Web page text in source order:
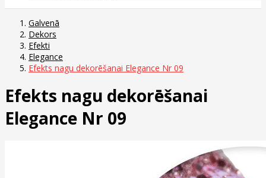
Galvenā
Dekors
Efekti
Elegance
Efekts nagu dekorēšanai Elegance Nr 09
Efekts nagu dekorēšanai
Elegance Nr 09